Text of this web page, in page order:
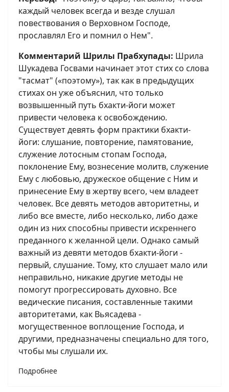
каждый человек всегда и везде слушал
повествования о Верховном Господе,
прославлял Его и помнил о Нем".
Комментарий Шрилы Прабхупады: Шрила
Шукадева Госвами начинает этот стих со слова
"тасмат" («поэтому»), так как в предыдущих
стихах он уже объяснил, что только
возвышенный путь бхакти-йоги может
привести человека к освобождению.
Существует девять форм практики бхакти-
йоги: слушание, повторение, памятование,
служение лотосным стопам Господа,
поклонение Ему, вознесение молитв, служение
Ему с любовью, дружеское общение с Ним и
принесение Ему в жертву всего, чем владеет
человек. Все девять методов авторитетны, и
либо все вместе, либо несколько, либо даже
один из них способны привести искреннего
преданного к желанной цели. Однако самый
важный из девяти методов бхакти-йоги -
первый, слушание. Тому, кто слушает мало или
неправильно, никакие другие методы не
помогут прогрессировать духовно. Все
ведические писания, составленные такими
авторитетами, как Вьясадева -
могущественное воплощение Господа, и
другими, предназначены специально для того,
чтобы мы слушали их.
Подробнее